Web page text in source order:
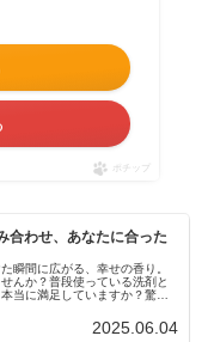
ポチップ
合わせ、あなたに合った
瞬間に広がる、幸せの香り。
んか？普段使っている洗剤と
当に満足していますか？驚く
2025.06.04